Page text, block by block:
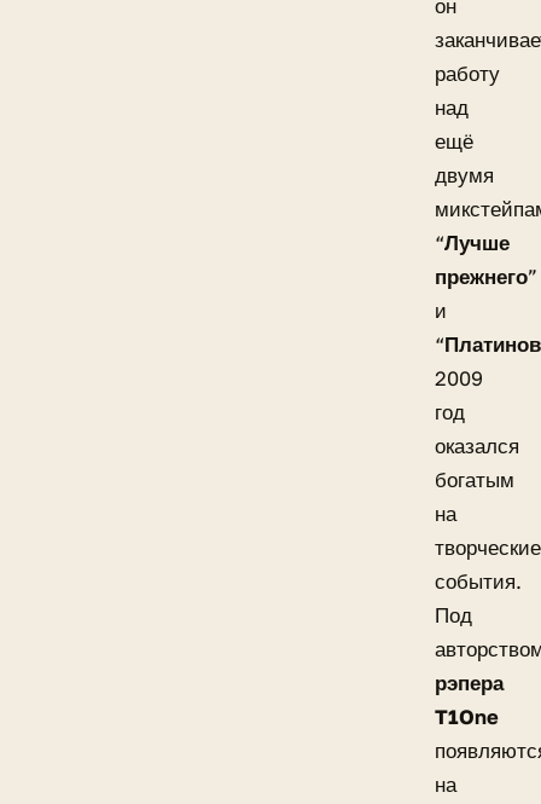
он
работу
над
ещё
двумя
“Лучше
прежнего”
и
“
2009
год
оказался
богатым
на
творческие
события.
Под
рэпера
T1One
на